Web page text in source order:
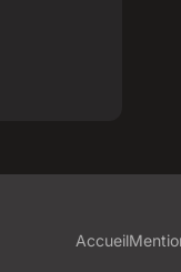
Accueil